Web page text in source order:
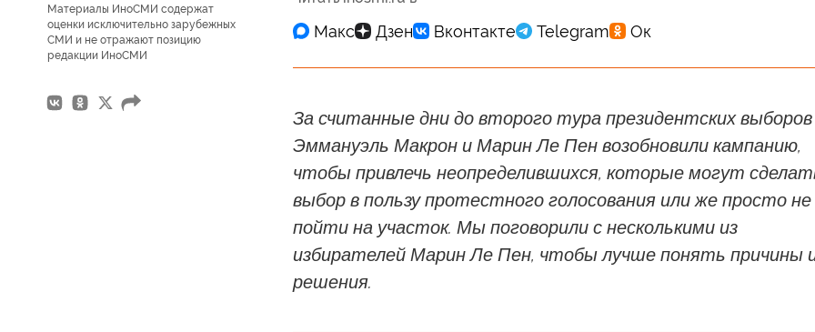
Материалы ИноСМИ содержат
оценки исключительно зарубежных
СМИ и не отражают позицию
редакции ИноСМИ
За считанные дни до второго тура президентских выборов
Эммануэль Макрон и Марин Ле Пен возобновили кампанию,
чтобы привлечь неопределившихся, которые могут
выбор в пользу протестного голосования или же просто не
пойти на участок. Мы поговорили с несколькими из
избирателей Марин Ле Пен, чтобы лучше понять причины
решения.